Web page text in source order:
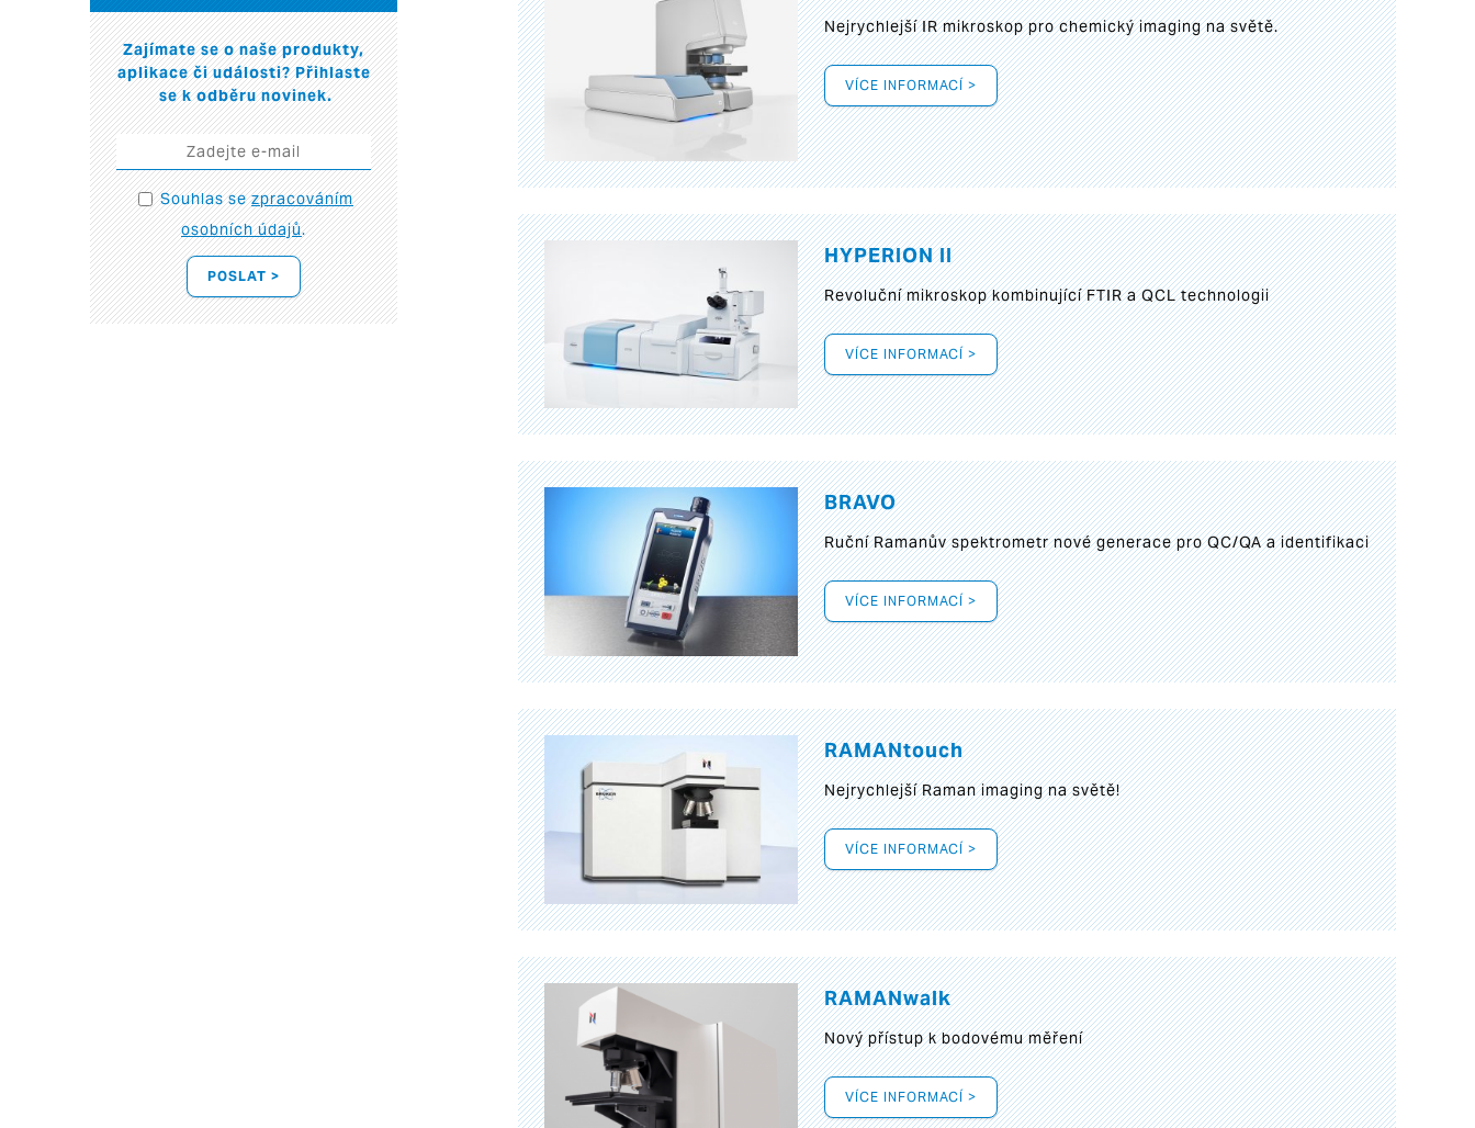
Nejrychlejší IR mikroskop pro chemický imaging na světě.
VÍCE INFORMACÍ >
HYPERION II
Revoluční mikroskop kombinující FTIR a QCL technologii
VÍCE INFORMACÍ >
BRAVO
Ruční Ramanův spektrometr nové generace pro QC/QA a identifikaci
VÍCE INFORMACÍ >
RAMANtouch
Nejrychlejší Raman imaging na světě!
VÍCE INFORMACÍ >
RAMANwalk
Nový přístup k bodovému měření
VÍCE INFORMACÍ >
Zajímate se o naše produkty,
aplikace či události? Přihlaste
se k odběru novinek.
Souhlas sezpracováním
osobních údajů.
POSLAT >